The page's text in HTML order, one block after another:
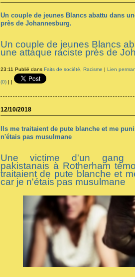
Un couple de jeunes Blancs abattu dans
près de Johannesburg.
Un couple de jeunes Blancs
une attaque raciste près de
23:11 Publié dans Faits de société Racisme | Lien
(0)| |
12/10/2018
Ils me traitaient de pute blanche et me
n'étais pas musulmane
Une victime d'un gang
pakistanais à Rotherham
traitaient de pute blanche et
car je n'étais pas musulmane